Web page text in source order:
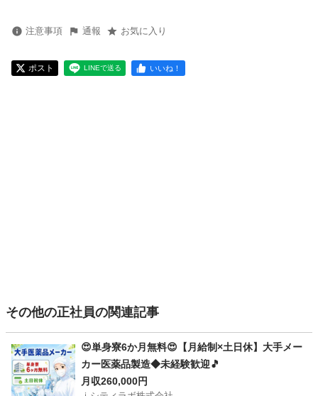
注意事項 通報 お気に入り
ポスト LINEで送る いいね！
その他の正社員の関連記事
😍単身寮6か月無料😍【月給制×土日休】大手メー
カー医薬品製造◆未経験歓迎🎵
月収260,000円